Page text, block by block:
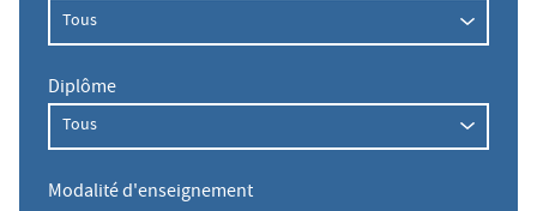
Diplôme
Modalité d'enseignement